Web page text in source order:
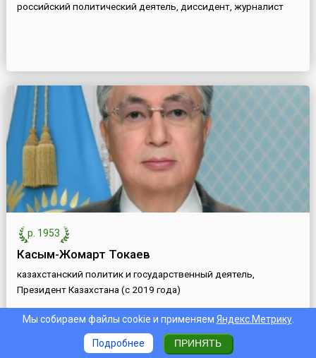
российский политический деятель, диссидент, журналист
р. 1953
Касым-Жомарт Токаев
казахстанский политик и государственный деятель,
Президент Казахстана (с 2019 года)
Мы собираем файлы cookie и применяем Яндекс.Метрику.
Подробнее ПРИНЯТЬ